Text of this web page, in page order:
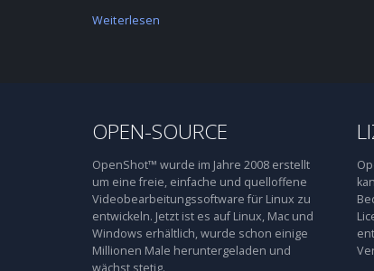
Weiterlesen
OPEN-SOURCE
OpenShot™ wurde im Jahre 2008 erstellt
um eine freie, einfache und quelloffene
Videobearbeitungssoftware für Linux zu
entwickeln. Jetzt ist es auf Linux, Mac und
Windows erhältlich, wurde schon einige
Millionen Male heruntergeladen und
wächst stetig.